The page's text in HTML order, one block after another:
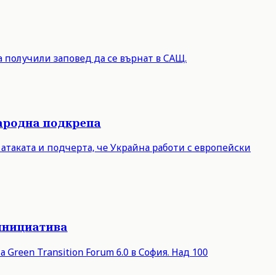
получили заповед да се върнат в САЩ.
подкрепа
и подчерта, че Украйна работи с европейски
Green Transition Forum 6.0 в София. Над 100